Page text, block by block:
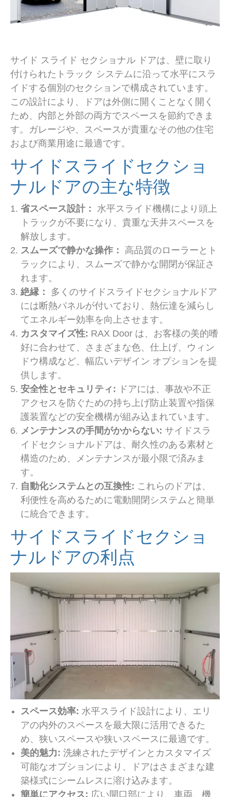
サイド スライド セクショナル ドアは、壁に取り
付けられたトラック システムに沿って水平にスラ
イドする個別のセクションで構成されています。
この設計により、ドアは外側に開くことなく開く
ため、内部と外部の両方でスペースを節約できま
す。ガレージや、スペースが貴重なその他の住宅
および商業用途に最適です。
サイドスライドセクショ
ナルドアの主な特徴
省スペース設計：
水平スライド機構により頭上
トラックが不要になり、貴重な天井スペースを
解放します。
スムーズで静かな操作：
高品質のローラーとト
ラックにより、スムーズで静かな開閉が保証さ
れます。
絶縁：
多くのサイドスライドセクショナルドア
には断熱パネルが付いており、熱伝達を減らし
てエネルギー効率を向上させます。
カスタマイズ性: RAX Door は、お客様の美的嗜
好に合わせて、さまざまな色、仕上げ、ウィン
ドウ構成など、幅広いデザイン オプションを提
供します。
安全性とセキュリティ: ドアには、事故や不正
アクセスを防ぐための持ち上げ防止装置や指保
護装置などの安全機構が組み込まれています。
メンテナンスの手間がかからない: サイドスラ
イドセクショナルドアは、耐久性のある素材と
構造のため、メンテナンスが最小限で済みま
す。
自動化システムとの互換性: これらのドアは、
利便性を高めるために電動開閉システムと簡単
に統合できます。
サイドスライドセクショ
ナルドアの利点
スペース効率: 水平スライド設計により、エリ
アの内外のスペースを最大限に活用できるた
め、狭いスペースや狭いスペースに最適です。
美的魅力: 洗練されたデザインとカスタマイズ
可能なオプションにより、ドアはさまざまな建
築様式にシームレスに溶け込みます。
簡単にアクセス: 広い開口部により、車両、機